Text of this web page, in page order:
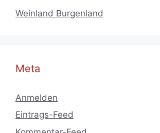
Weinland Burgenland
Meta
Anmelden
Eintrags-Feed